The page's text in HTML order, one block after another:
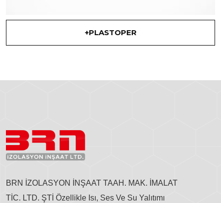
+PLASTOPER
BRN İZOLASYON İNŞAAT TAAH. MAK. İMALAT
TİC. LTD. ŞTİ Özellikle Isı, Ses Ve Su Yalıtımı